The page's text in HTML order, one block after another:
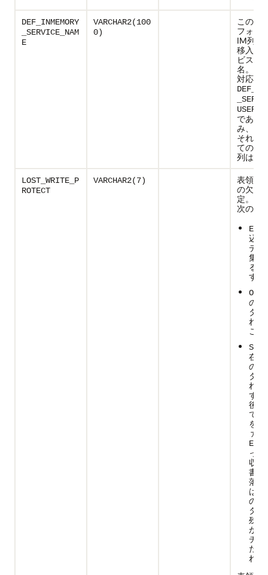
DEF_INMEMORY
_SERVICE_NAM
E
VARCHAR2(100
0)
この表
フォル
IM列ス
移入さ
ビスの
名。こ
対応す
である
み、値
それ以
ての場
列は
LOST_WRITE_P
ROTECT
VARCHAR2(7)
表領域
の欠落
定。可
次のと
込み
デー
集さ
る
す
OFF
の欠
タ
れて
こ
在は
の欠
タ
れて
ず、
後日
で
を
ァ
っ
収
書込
落デ
は
の欠
タ
残っ
が、
チェ
た
れな